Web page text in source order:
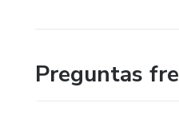
Preguntas